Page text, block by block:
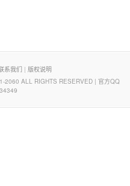
系我们 | 版权说明
2060 ALL RIGHTS RESERVED | 官方QQ